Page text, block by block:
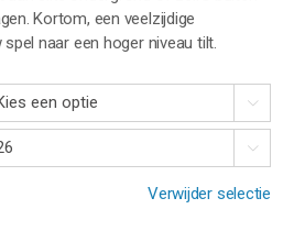
Kortom, een veelzijdige
naar een hoger niveau tilt.


Verwijder selectie